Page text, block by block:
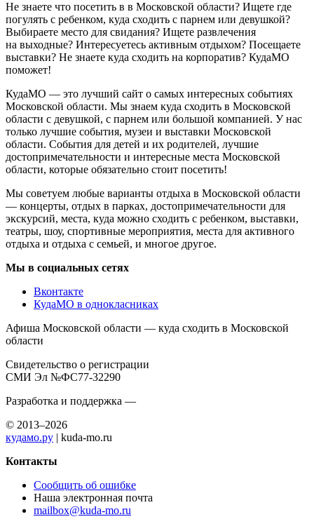
Не знаете что посетить в в Московской области? Ищете где
погулять с ребенком, куда сходить с парнем или девушкой?
Выбираете место для свидания? Ищете развлечения
на выходные? Интересуетесь активным отдыхом? Посещаете
выставки? Не знаете куда сходить на корпоратив? КудаМО
поможет!
КудаМО — это лучший сайт о самых интересных событиях
Московской области. Мы знаем куда сходить в Московской
области с девушкой, с парнем или большой компанией. У нас
только лучшие события, музеи и выставки Московской
области. События для детей и их родителей, лучшие
достопримечательности и интересные места Московской
области, которые обязательно стоит посетить!
Мы советуем любые варианты отдыха в Московской области
— концерты, отдых в парках, достопримечательности для
экскурсий, места, куда можно сходить с ребенком, выставки,
театры, шоу, спортивные мероприятия, места для активного
отдыха и отдыха с семьей, и многое другое.
Мы в социальных сетях
Вконтакте
КудаМО в однокласниках
Афиша Московской области — куда сходить в Московской
области
Свидетельство о регистрации
СМИ Эл №ФС77-32290
Разработка и поддержка —
© 2013–2026
кудамо.ру | kuda-mo.ru
Контакты
Сообщить об ошибке
Наша электронная почта
mailbox@kuda-mo.ru